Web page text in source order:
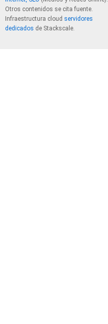
Otros contenidos se cita fuente.
Infraestructura cloud servidores
dedicados de Stackscale.